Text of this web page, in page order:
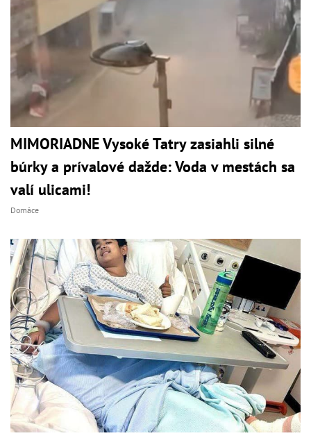
MIMORIADNE Vysoké Tatry zasiahli silné
búrky a prívalové dažde: Voda v mestách sa
valí ulicami!
Domáce